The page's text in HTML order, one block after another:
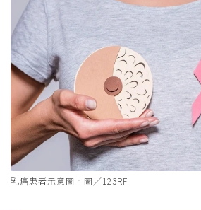
乳癌患者示意圖。圖╱123RF